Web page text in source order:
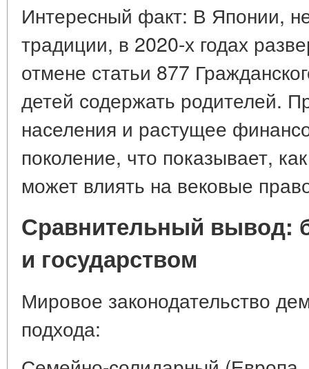
Интересный факт: В Японии,
традиции, в 2020-х годах
отмене статьи 877
детей содержать родителей.
населения и растущее
поколение, что показывает,
может влиять на вековые
Сравнительный вывод:
и государством
Мировое законодательство
подхода: